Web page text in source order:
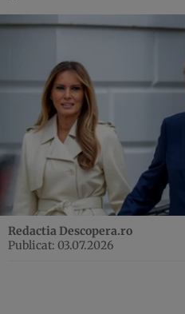
Redactia Descopera.ro
Publicat: 03.07.2026